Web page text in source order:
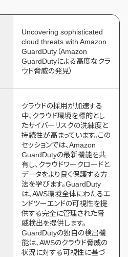
Uncovering sophisticated
cloud threats with Amazon
GuardDuty（Amazon
GuardDutyによる高度なクラ
ウド脅威の発見）
クラウドの採用が加速する
中、クラウド環境を標的とし
たサイバーリスクの洗練度と
持続性が高まっています。この
セッションでは、Amazon
GuardDutyの最新機能を共
有し、クラウドワークロードと
データをより良く保護する方
法を学びます。GuardDuty
は、AWS環境全体にわたるエ
ンドツーエンドの可視性を提
供する完全に管理された脅
威検出を提供します。
GuardDutyの独自の検出機
能は、AWSのクラウド脅威の
状況に対する可視性に基づ